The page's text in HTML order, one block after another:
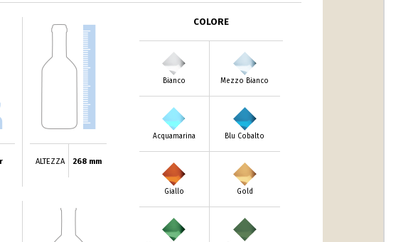
ALTEZZA 268 mm
COLORE
Bianco Mezzo Bianco
Acquamarina Blu Cobalto
Giallo Gold